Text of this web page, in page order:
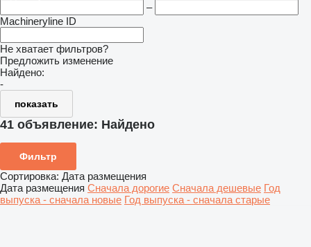
–
Machineryline ID
Не хватает фильтров?
Предложить изменение
Найдено:
-
показать
41 объявление: Найдено
Фильтр
Сортировка: Дата размещения
Дата размещения Сначала дорогие Сначала дешевые Год
выпуска - сначала новые Год выпуска - сначала старые